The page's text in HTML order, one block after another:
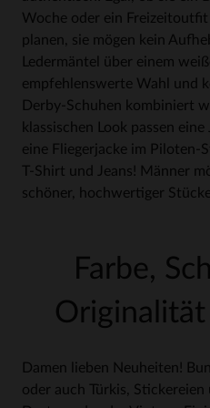
Woche oder ein
planen, sie mögen kein
Ledermäntel über einem
empfehlenswerte Wahl und
Derby-Schuhen kombiniert
klassischen Look passen
eine Fliegerjacke im Piloten-
T-Shirt und Jeans! Männer
schöner, hochwertiger
Farbe,
Damen lieben Neuheiten!
oder auch Türkis, Stickereien